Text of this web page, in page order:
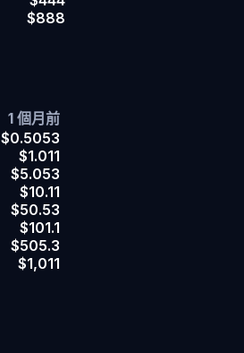
$888
1 個月前
$0.5053
$1.011
$5.053
$10.11
$50.53
$101.1
$505.3
$1,011